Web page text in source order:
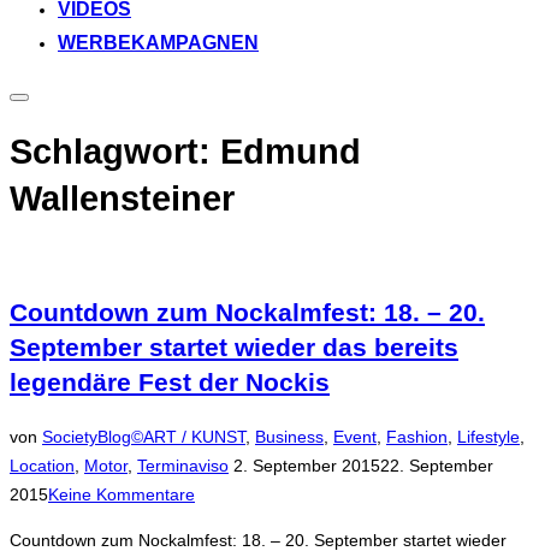
VIDEOS
WERBEKAMPAGNEN
Seitenleiste
Navigation
umschalten
Schlagwort: Edmund
Wallensteiner
Countdown zum Nockalmfest: 18. – 20.
September startet wieder das bereits
legendäre Fest der Nockis
von SocietyBlog©ART / KUNST, Business Event Fashion Lifestyle
Location
Motor, TerminavisoVeröffentlicht
2. September 201522. September
2015Keine Kommentare
Countdown zum Nockalmfest: 18. – 20. September startet wieder